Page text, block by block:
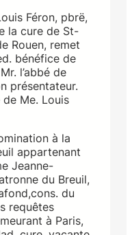
Féron, pbrë,
la cure de St-
Rouen, remet
bénéfice de
l’abbé de
présentateur.
de Me. Louis
à la
appartenant
Jeanne-
du Breuil,
du
requêtes
à Paris,